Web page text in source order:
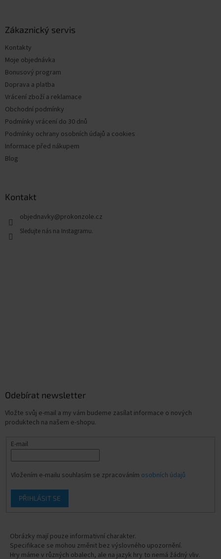
Zákaznický servis
Kontakty
Moje objednávka
Bonusový program
Doprava a platba
Vrácení zboží a reklamace
Obchodní podmínky
Podmínky vrácení do 30 dnů
Podmínky ochrany osobních údajů a cookies
Informace před nákupem
Blog
Kontakt
objednavky@prokonzole.cz
Odebírat newsletter
Vložte svůj e-mail a my vám budeme zasílat informace o nových
produktech na našem e-shopu.
E-mail
Vložením e-mailu souhlasím se zpracováním osobních údajů
PŘIHLÁSIT SE
Obrázky mají pouze informativní charakter.
Specifikace se mohou změnit bez výslovného upozornění.
Hry máme v různých obalech, ale na jazyk hry to nemá žádný vliv.